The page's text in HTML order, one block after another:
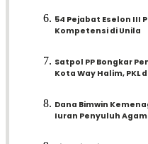
54 Pejabat Eselon III
Kompetensi di Unila
Satpol PP Bongkar
Kota Way Halim,
Dana Bimwin
Iuran Penyuluh